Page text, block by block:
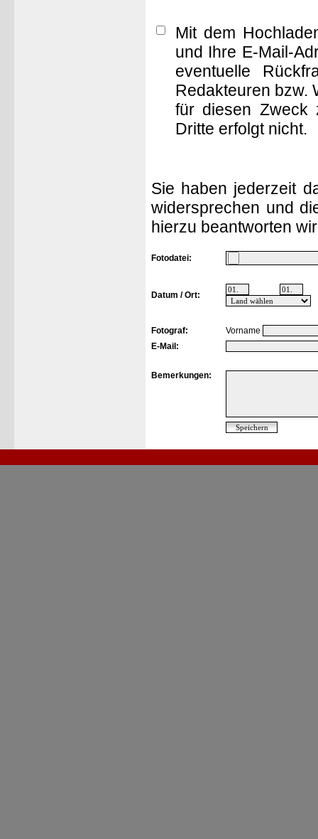
Mit dem
und Ihre E-Mail-
eventuelle
Redakteuren bzw.
für diesen Zweck
Dritte erfolgt nicht.
Sie haben jederzeit
widersprechen und
hierzu beantworten
Fotodatei:
Datum / Ort:
Fotograf:
Vorname
E-Mail:
Bemerkungen: